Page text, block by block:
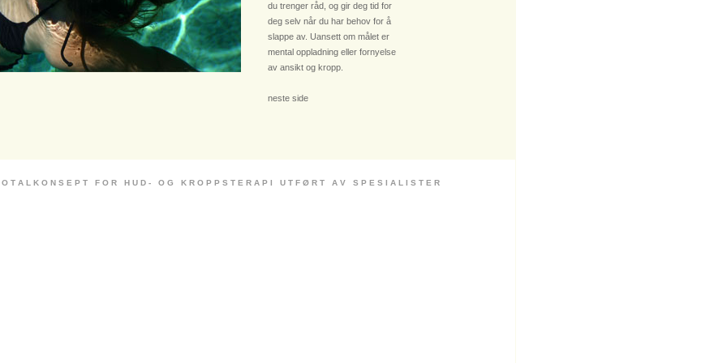
du trenger råd, og gir deg tid for
deg selv når du har behov for å
slappe av. Uansett om målet er
mental oppladning eller fornyelse
av ansikt og kropp.
neste side
O T A L K O N S E P T F O R H U D - O G K R O P P S T E R A P I U T F Ø R T A V S P E S I A L I S T E R